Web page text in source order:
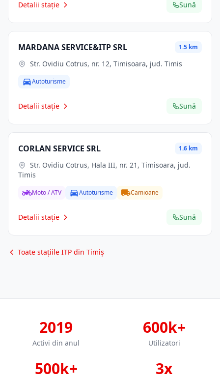
Detalii stație Sună
MARDANA SERVICE&ITP SRL 1.5 km
Str. Ovidiu Cotrus, nr. 12, Timisoara, jud. Timis
Autoturisme
Detalii stație Sună
CORLAN SERVICE SRL 1.6 km
Timis
Moto / ATV Autoturisme Camioane
Detalii stație Sună
Toate stațiile ITP din Timiș
2019
Activi din anul
600k+
Utilizatori
500k+ 3x